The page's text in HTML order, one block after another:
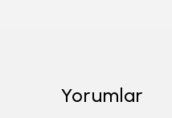
Yorumlar